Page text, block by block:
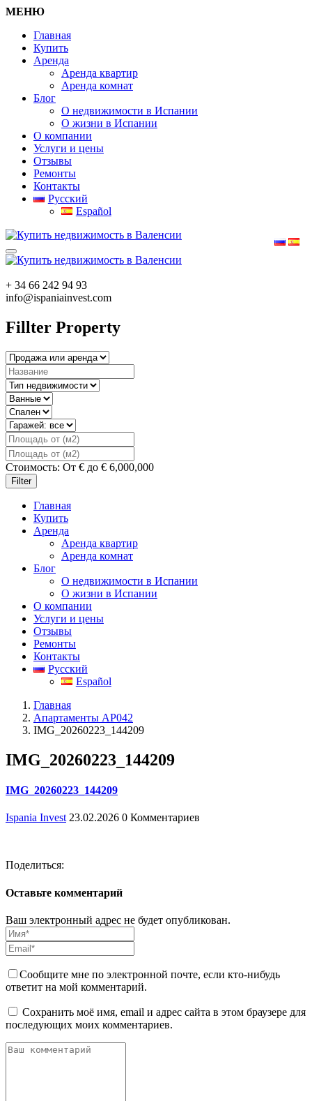
МЕНЮ
Главная
Купить
Аренда
Аренда квартир
Аренда комнат
Блог
О недвижимости в Испании
О жизни в Испании
О компании
Услуги и цены
Отзывы
Ремонты
Контакты
Русский
Español
+ 34 66 242 94 93
info@ispaniainvest.com
Fillter Property
Стоимость: От € до € 6,000,000
Filter
Главная
Купить
Аренда
Аренда квартир
Аренда комнат
Блог
О недвижимости в Испании
О жизни в Испании
О компании
Услуги и цены
Отзывы
Ремонты
Контакты
Русский
Español
Главная
Апартаменты AP042
IMG_20260223_144209
IMG_20260223_144209
IMG_20260223_144209
Ispania Invest 23.02.2026 0 Комментариев
Поделиться:
Оставьте комментарий
Ваш электронный адрес не будет опубликован.
Сообщите мне по электронной почте, если кто-нибудь
ответит на мой комментарий.
Сохранить моё имя, email и адрес сайта в этом браузере для
последующих моих комментариев.